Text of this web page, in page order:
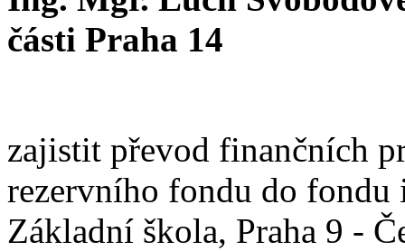
části Praha 14
zajistit převod finančních
rezervního fondu do fondu
Základní škola, Praha 9 -